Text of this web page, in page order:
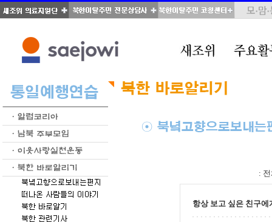
:
항상 보고 싶은 친구에